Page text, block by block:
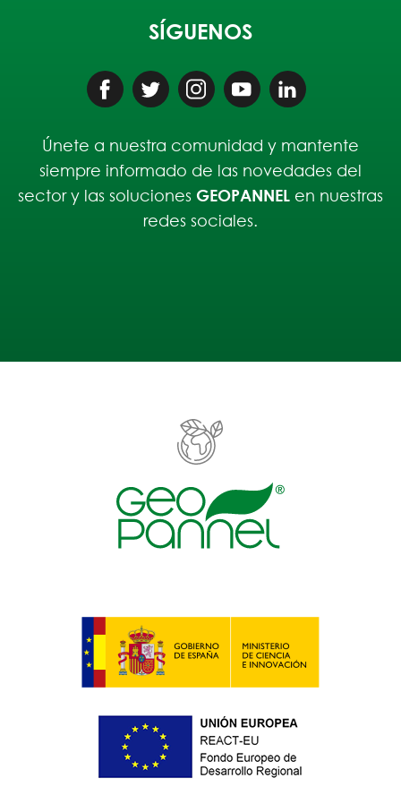
SÍGUENOS
Únete a nuestra comunidad y mantente
siempre informado de las novedades del
sector y las soluciones GEOPANNEL en nuestras
redes sociales.